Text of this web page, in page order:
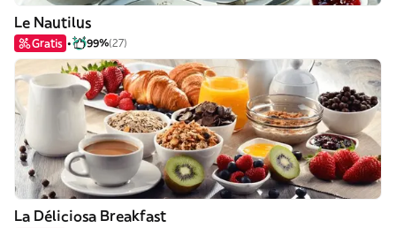
Le Nautilus
Gratis 99%(27)
La Déliciosa Breakfast